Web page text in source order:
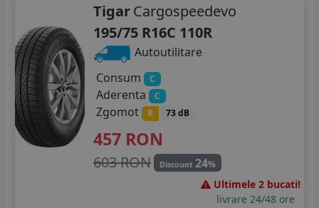
TigarCargospeedevo
195/75 R16C 110R
Autoutilitare
Consum
C
Aderenta C
Zgomot B 73 dB
457 RON
603 RON Discount 24%
Ultimele 2 bucati!
livrare 24/48 ore